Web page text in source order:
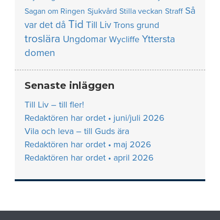
Sagan om Ringen Sjukvård Stilla veckan Straff Så
var det då Tid Till Liv Trons grund
troslära Ungdomar Wycliffe Yttersta
domen
Senaste inläggen
Till Liv – till fler!
Redaktören har ordet • juni/juli 2026
Vila och leva – till Guds ära
Redaktören har ordet • maj 2026
Redaktören har ordet • april 2026